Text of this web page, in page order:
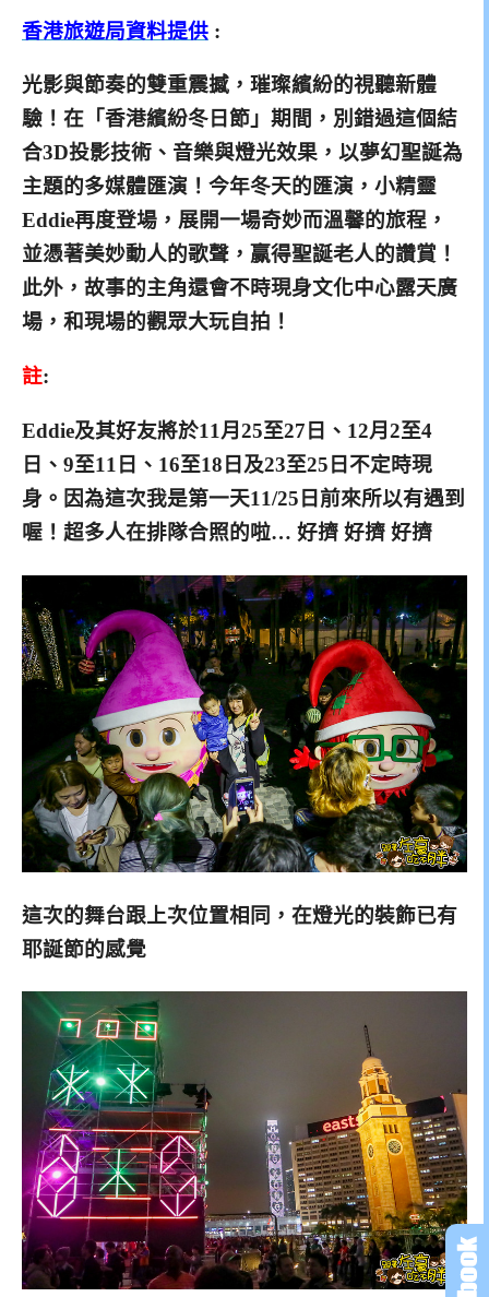
香港旅遊局資料提供 :
光影與節奏的雙重震撼，璀璨繽紛的視聽新體
驗！ 在「香港繽紛冬日節」期間，別錯過這個結
合3D投影技術、音樂與燈光效果，以夢幻聖誕為
主題的多媒體匯演！ 今年冬天的匯演，小精靈
Eddie再度登場 ，展開一場奇妙而溫馨的旅程，
並憑著美妙動人的歌聲 ，赢得聖誕老人的讚賞！
此外，故事的主角還會不時現身文化中心露天廣
場，和現場的觀眾大玩自拍！
註:
Eddie及其好友將於11月25至27日、12月2至4
日 、9至11日、16至18日及23至25日不定時現
身。 因為這次我是第一天11/25日前來所以有遇到
喔！ 超多人在排隊合照的啦… 好擠 好擠 好擠
這次的舞台跟上次位置相同， 在燈光的裝飾已有
耶誕節的感覺